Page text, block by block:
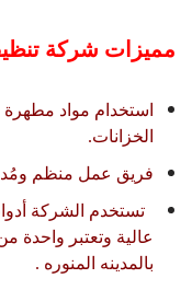
مميزات شركة
استخدام مواد
الخزانات.
فريق عمل منظم
تستخدم الشركة
عالية وتعتبر
بالمدينه المنوره .